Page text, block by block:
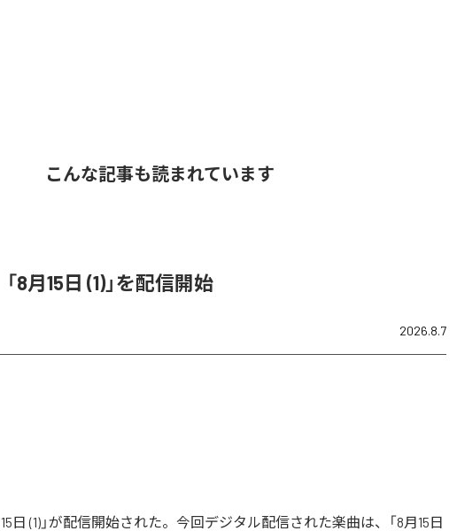
こんな記事も読まれています
8月15日 (1)」を配信開始
2026.8.7
15日 (1)」が配信開始された。今回デジタル配信された楽曲は、「8月15日